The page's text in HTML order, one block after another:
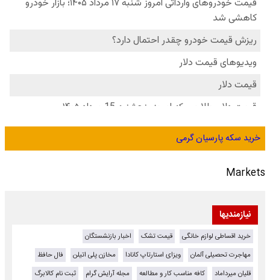
خرید سکه پارسیان گرمی
Markets
نیازمندیها
خرید اقساطی لوازم خانگی قیمت تشک
اخبار بازنشستگان
مهاجرت تحصیلی آلمان
ویزای استارتاپ کانادا مخازن پلی اتیلن
فال حافظ
قلیان میرداماد
کافه مناسب کار و مطالعه مجله آرایش گرام
ثبت نام کالابرگ